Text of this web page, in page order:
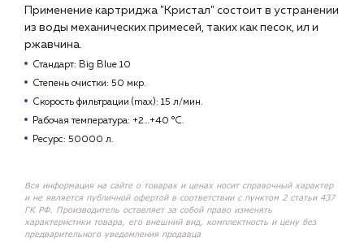
Применение картриджа "Кристал" состоит в устранении
из воды механических примесей, таких как песок, ил и
ржавчина.
Стандарт: Big Blue 10
Степень очистки: 50 мкр.
Скорость фильтрации (max): 15 л/мин.
Рабочая температура: +2…+40 °С.
Ресурс: 50000 л.
Вся информация на сайте о товарах и ценах носит справочный характер
и не является публичной офертой в соответствии с пунктом 2 статьи 437
ГК РФ. Производитель оставляет за собой право изменять
характеристики товара, его внешний вид, комплектность и цену без
предварительного уведомления продавца